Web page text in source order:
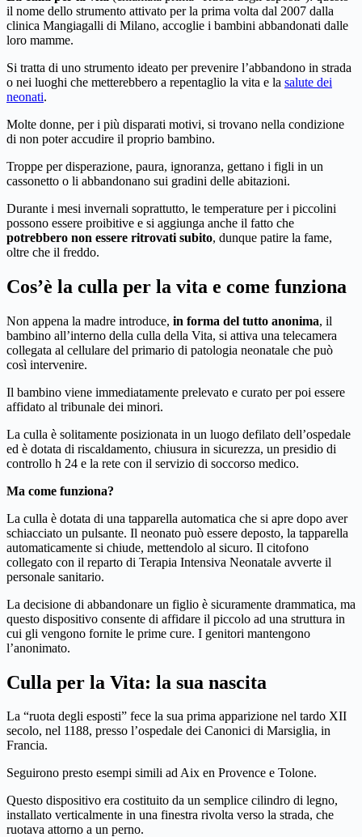
il nome dello strumento attivato per la prima volta dal 2007 dalla
clinica Mangiagalli di Milano, accoglie i bambini abbandonati dalle
loro mamme.
Si tratta di uno strumento ideato per prevenire l’abbandono in strada
o nei luoghi che metterebbero a repentaglio la vita e la salute dei
neonati.
Molte donne, per i più disparati motivi, si trovano nella condizione
di non poter accudire il proprio bambino.
Troppe per disperazione, paura, ignoranza, gettano i figli in un
cassonetto o li abbandonano sui gradini delle abitazioni.
Durante i mesi invernali soprattutto, le temperature per i piccolini
possono essere proibitive e si aggiunga anche il fatto che
potrebbero non essere ritrovati subito, dunque patire la fame,
oltre che il freddo.
Cos’è la culla per la vita e come funziona
Non appena la madre introduce, in forma del tutto anonima, il
bambino all’interno della culla della Vita, si attiva una telecamera
collegata al cellulare del primario di patologia neonatale che può
così intervenire.
Il bambino viene immediatamente prelevato e curato per poi essere
affidato al tribunale dei minori.
La culla è solitamente posizionata in un luogo defilato dell’ospedale
ed è dotata di riscaldamento, chiusura in sicurezza, un presidio di
controllo h 24 e la rete con il servizio di soccorso medico.
Ma come funziona?
La culla è dotata di una tapparella automatica che si apre dopo aver
schiacciato un pulsante. Il neonato può essere deposto, la tapparella
automaticamente si chiude, mettendolo al sicuro. Il citofono
collegato con il reparto di Terapia Intensiva Neonatale avverte il
personale sanitario.
La decisione di abbandonare un figlio è sicuramente drammatica, ma
questo dispositivo consente di affidare il piccolo ad una struttura in
cui gli vengono fornite le prime cure. I genitori mantengono
l’anonimato.
Culla per la Vita: la sua nascita
La “ruota degli esposti” fece la sua prima apparizione nel tardo XII
secolo, nel 1188, presso l’ospedale dei Canonici di Marsiglia, in
Francia.
Seguirono presto esempi simili ad Aix en Provence e Tolone.
Questo dispositivo era costituito da un semplice cilindro di legno,
installato verticalmente in una finestra rivolta verso la strada, che
ruotava attorno a un perno.